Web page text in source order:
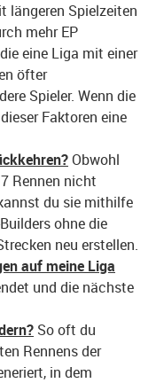
längeren Spielzeiten
mehr EP
eine Liga mit einer
öfter
Spieler. Wenn die
Faktoren eine
Obwohl
Rennen nicht
du sie mithilfe
ohne die
neu erstellen.
auf meine Liga
und die nächste
So oft du
Rennens der
in dem